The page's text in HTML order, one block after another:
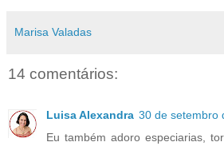
Marisa Valadas
14 comentários:
Luisa Alexandra 30 de setembro
Eu também adoro especiarias,